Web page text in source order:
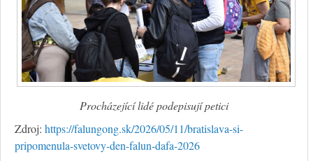
Procházející lidé podepisují petici
Zdroj: https://falungong.sk/2026/05/11/bratislava-si-
pripomenula-svetovy-den-falun-dafa-2026